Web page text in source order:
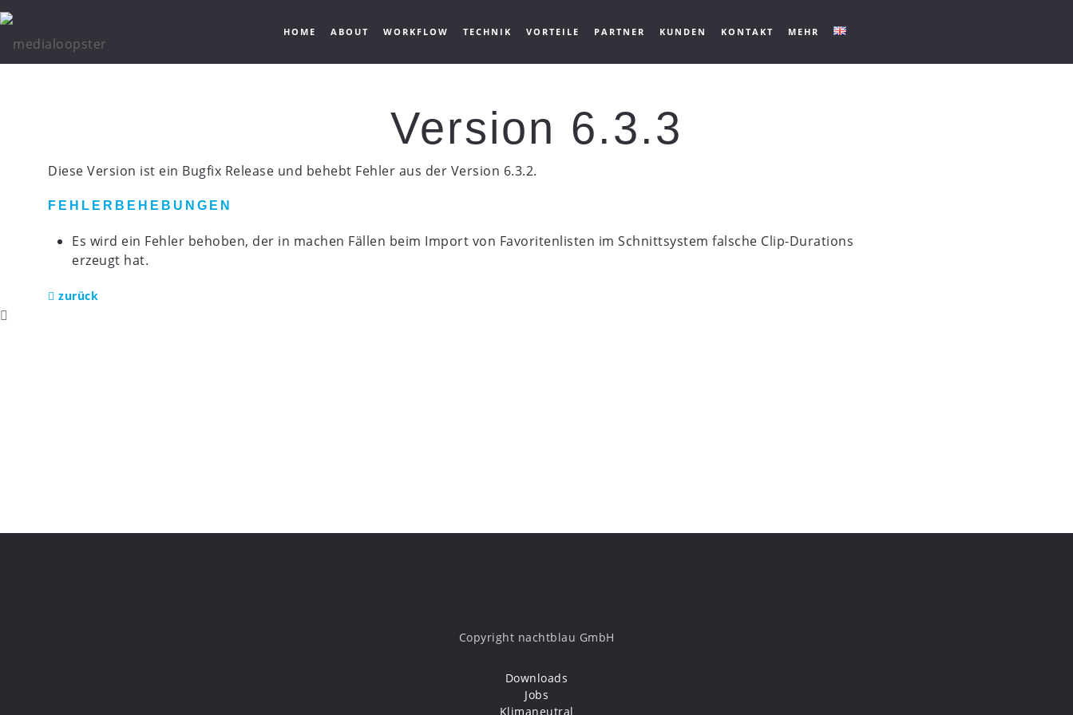
HOME ABOUT WORKFLOW TECHNIK VORTEILE PARTNER KUNDEN KONTAKT MEHR
Version 6.3.3
Diese Version ist ein Bugfix Release und behebt Fehler aus der Version 6.3.2.
FEHLERBEHEBUNGEN
Es wird ein Fehler behoben, der in machen Fällen beim Import von Favoritenlisten im Schnittsystem falsche Clip-Durations
erzeugt hat.
zurück
Copyright nachtblau GmbH
Downloads
Jobs
Klimaneutral